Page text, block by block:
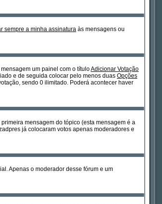
sempre a minha assinatura às mensagens ou
um painel com o títuloAdicionar Votação
e de seguida colocar pelo menos duas Opções
sendo 0 ilimitado. Poderá acontecer haver
mensagem do tópico (esta mensagem é a
já colocaram votos apenas moderadores e
Apenas o moderador desse fórum e um